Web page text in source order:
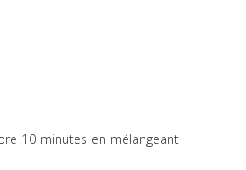
10 minutes en mélangeant